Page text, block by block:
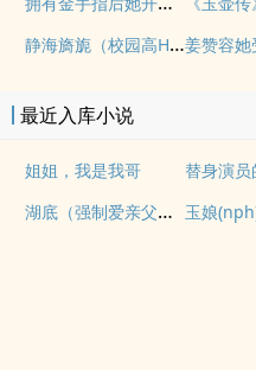
静海旖旎（校园高H）
最近入库小说
姐姐，我是我哥
湖底（强制爱亲父女） 玉娘